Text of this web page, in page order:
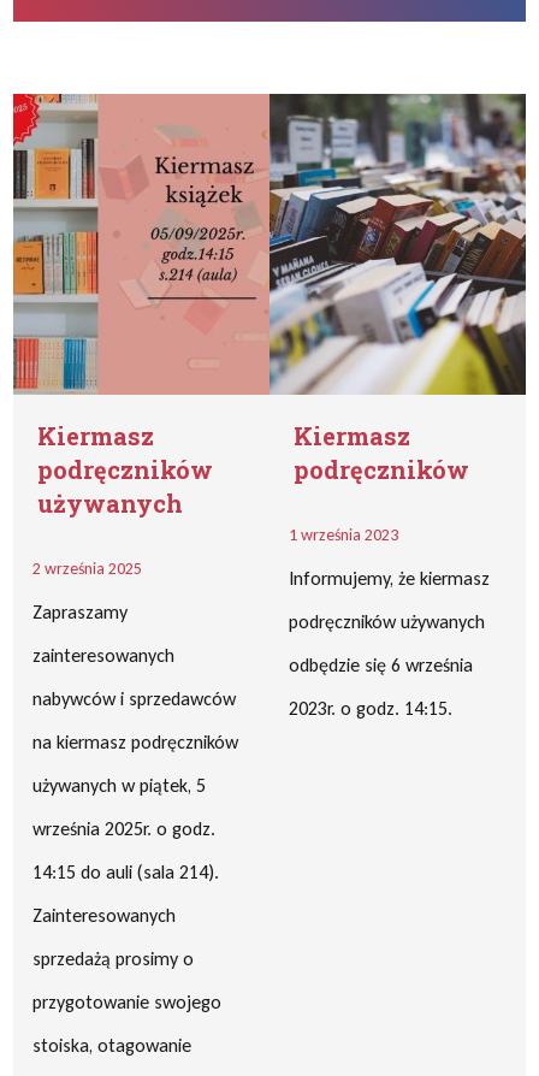
Kiermasz
podręczników
używanych
2 września 2025
Zapraszamy
zainteresowanych
nabywców i sprzedawców
na kiermasz podręczników
używanych w piątek, 5
września 2025r. o godz.
14:15 do auli (sala 214).
Zainteresowanych
sprzedażą prosimy o
przygotowanie swojego
stoiska, otagowanie
Kiermasz
podręczników
1 września 2023
Informujemy, że kiermasz
podręczników używanych
odbędzie się 6 września
2023r. o godz. 14:15.